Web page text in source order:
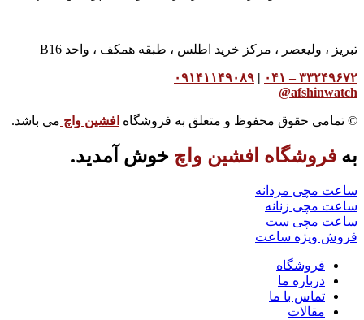
تبریز ، ولیعصر ، مرکز خرید اطلس ، طبقه همکف ، واحد B16
۳۳۲۴۹۶۷۲ – ۰۴۱ | ۰۹۱۴۱۱۴۹۰۸۹
afshinwatch@
© تمامی حقوق محفوظ و متعلق به فروشگاه افشین واچ می باشد.
به فروشگاه افشین واچ خوش آمدید.
ساعت مچی مردانه
ساعت مچی زنانه
ساعت مچی ست
فروش ویژه ساعت
فروشگاه
درباره ما
تماس با ما
مقالات